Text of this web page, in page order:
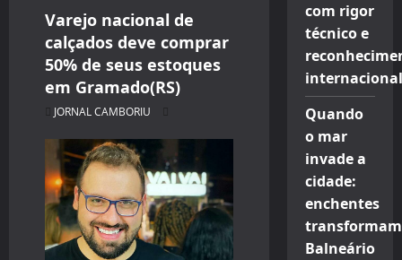
Varejo nacional de
calçados deve comprar
50% de seus estoques
em Gramado(RS)
JORNAL CAMBORIU
com rigor
técnico e
internacional
Quando
o mar
invade a
cidade:
enchentes
transformam
Balneário